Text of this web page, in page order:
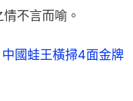
不言而喻。
國蛙王橫掃4面金牌